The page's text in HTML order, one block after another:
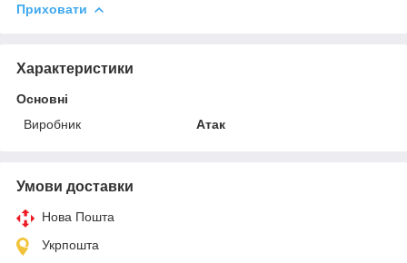
Приховати
Характеристики
Основні
Виробник
Атак
Умови доставки
Нова Пошта
Укрпошта